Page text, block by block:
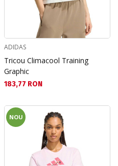
ADIDAS
Tricou Climacool Training
Graphic
Текуща цена:
183,77 RON
NOU